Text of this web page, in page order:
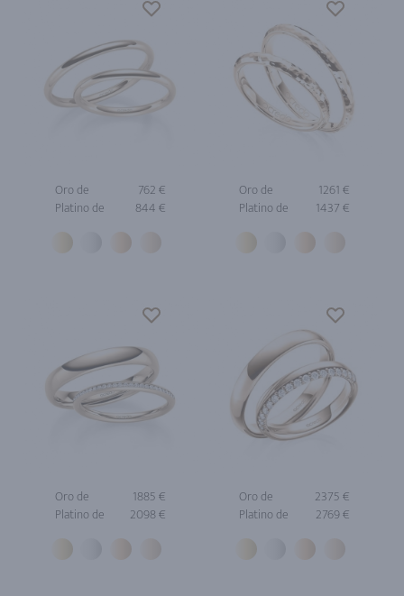
Oro de
762 €
Platino de
844 €
Oro de
1261 €
Platino de
1437 €
Oro de
1885 €
Platino de
2098 €
Oro de
2375 €
Platino de
2769 €